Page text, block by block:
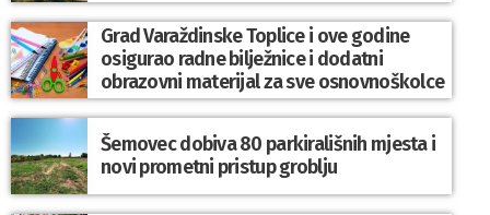
Grad Varaždinske Toplice i ove godine
osigurao radne bilježnice i dodatni
obrazovni materijal za sve osnovnoškolce
Šemovec dobiva 80 parkirališnih mjesta i
novi prometni pristup groblju